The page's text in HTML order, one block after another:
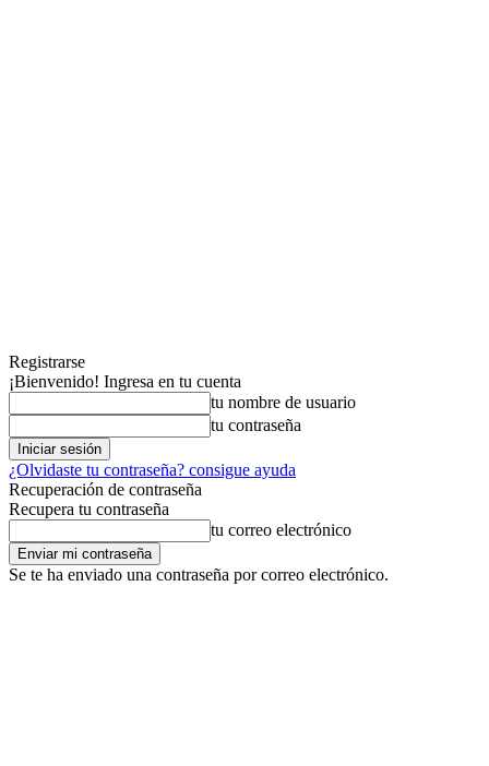
Registrarse
¡Bienvenido! Ingresa en tu cuenta
tu nombre de usuario
tu contraseña
¿Olvidaste tu contraseña? consigue ayuda
Recuperación de contraseña
Recupera tu contraseña
tu correo electrónico
Se te ha enviado una contraseña por correo electrónico.